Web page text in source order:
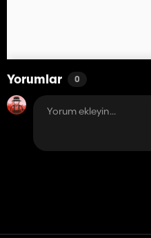
Yorumlar 0